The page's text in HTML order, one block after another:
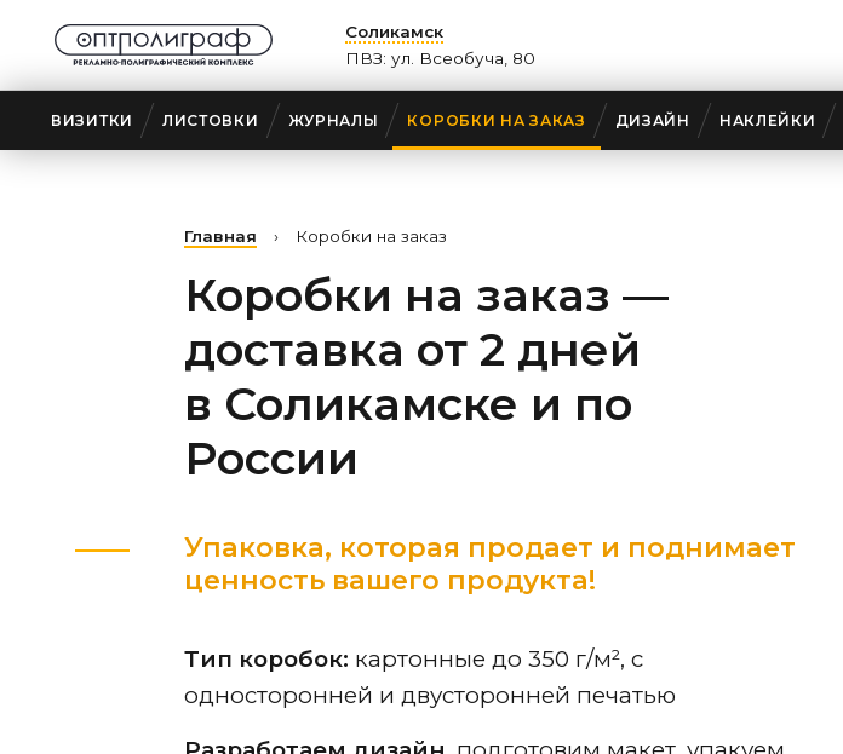
Соликамск
ПВЗ: ул. Всеобуча, 80
ВИЗИТКИ ЛИСТОВКИ ЖУРНАЛЫ КОРОБКИ НА ЗАКАЗ ДИЗАЙН НАКЛЕЙКИ
Главная › Коробки на заказ
Коробки на заказ —
доставка от 2 дней
в Соликамске и по
России
Упаковка, которая продает и поднимает
ценность вашего продукта!
Тип коробок: картонные до 350 г/м², с
односторонней и двусторонней печатью